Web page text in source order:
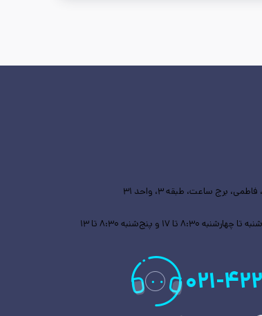
برج ساعت، طبقه ۳، واحد ۳۱
شنبه تا چهارشنبه ۸:۳۰ تا ۱۷ و پنج‌شنبه ۸:۳۰ تا ۱۳
۰۲۱-